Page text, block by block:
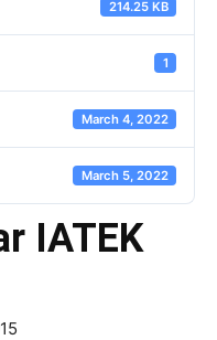
214.25 KB
1
March 4, 2022
March 5, 2022
IATEK